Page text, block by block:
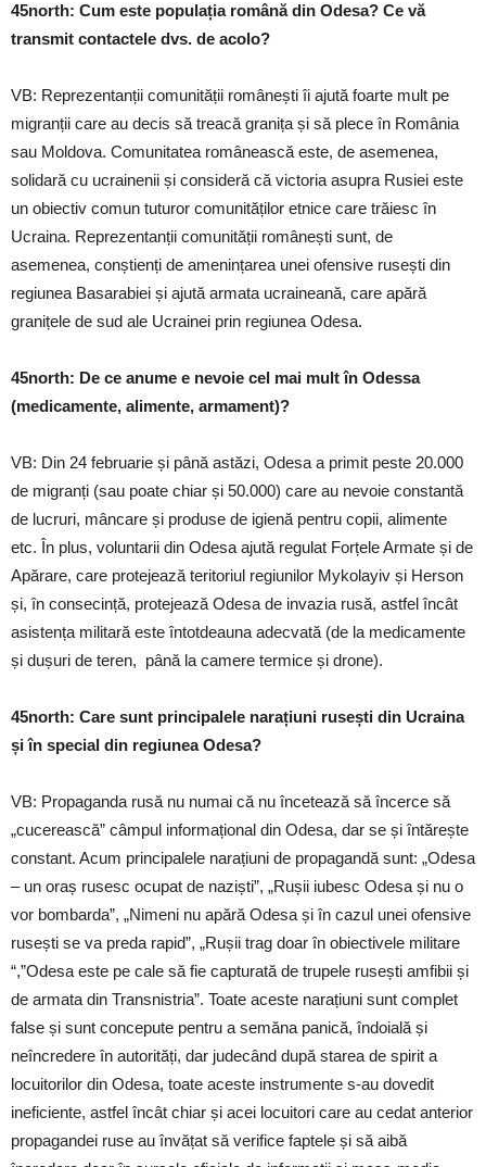
45north: Cum este populația română din Odesa? Ce vă
transmit contactele dvs. de acolo?
VB: Reprezentanții comunității românești îi ajută foarte mult pe
migranții care au decis să treacă granița și să plece în România
sau Moldova. Comunitatea românească este, de asemenea,
solidară cu ucrainenii și consideră că victoria asupra Rusiei este
un obiectiv comun tuturor comunităților etnice care trăiesc în
Ucraina. Reprezentanții comunității românești sunt, de
asemenea, conștienți de amenințarea unei ofensive rusești din
regiunea Basarabiei și ajută armata ucraineană, care apără
granițele de sud ale Ucrainei prin regiunea Odesa.
45north: De ce anume e nevoie cel mai mult în Odessa
(medicamente, alimente, armament)?
VB: Din 24 februarie și până astăzi, Odesa a primit peste 20.000
de migranți (sau poate chiar și 50.000) care au nevoie constantă
de lucruri, mâncare și produse de igienă pentru copii, alimente
etc. În plus, voluntarii din Odesa ajută regulat Forțele Armate și de
Apărare, care protejează teritoriul regiunilor Mykolayiv și Herson
și, în consecință, protejează Odesa de invazia rusă, astfel încât
asistența militară este întotdeauna adecvată (de la medicamente
și dușuri de teren, până la camere termice și drone).
45north: Care sunt principalele narațiuni rusești din Ucraina
și în special din regiunea Odesa?
VB: Propaganda rusă nu numai că nu încetează să încerce să
„cucerească” câmpul informațional din Odesa, dar se și întărește
constant. Acum principalele narațiuni de propagandă sunt: ​​„Odesa
– un oraș rusesc ocupat de naziști”, „Rușii iubesc Odesa și nu o
vor bombarda”, „Nimeni nu apără Odesa și în cazul unei ofensive
rusești se va preda rapid”, „Rușii trag doar în obiectivele militare
“,”Odesa este pe cale să fie capturată de trupele rusești amfibii și
de armata din Transnistria”. Toate aceste narațiuni sunt complet
false și sunt concepute pentru a semăna panică, îndoială și
neîncredere în autorități, dar judecând după starea de spirit a
locuitorilor din Odesa, toate aceste instrumente s-au dovedit
ineficiente, astfel încât chiar și acei locuitori care au cedat anterior
propagandei ruse au învățat să verifice faptele și să aibă